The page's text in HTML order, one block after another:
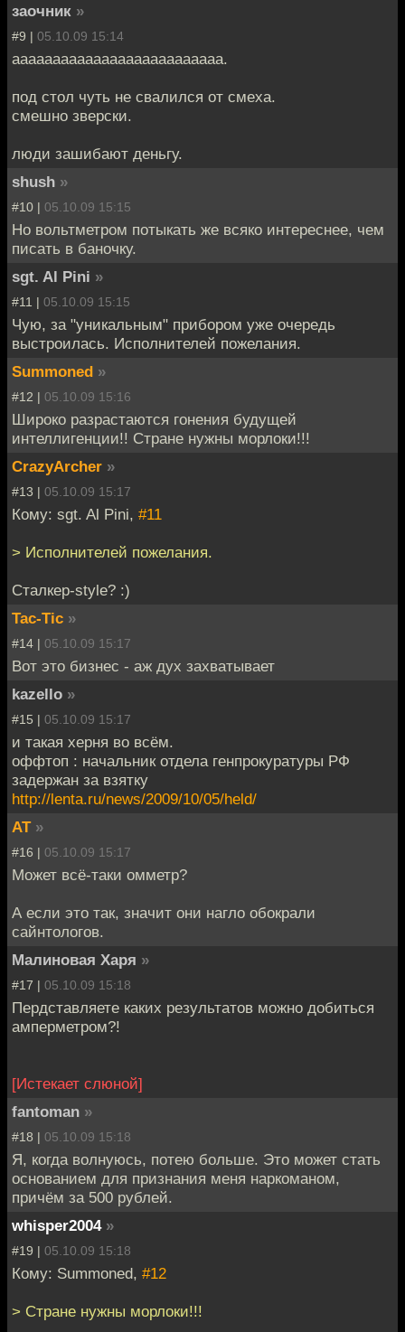
заочник »
#9 | 05.10.09 15:14
аааааааааааааааааааааааааа.
под стол чуть не свалился от смеха.
смешно зверски.
люди зашибают деньгу.
shush »
#10 | 05.10.09 15:15
Но вольтметром потыкать же всяко интереснее, чем
писать в баночку.
sgt. Al Pini »
#11 | 05.10.09 15:15
Чую, за "уникальным" прибором уже очередь
выстроилась. Исполнителей пожелания.
Summoned »
#12 | 05.10.09 15:16
Широко разрастаются гонения будущей
интеллигенции!! Стране нужны морлоки!!!
CrazyArcher »
#13 | 05.10.09 15:17
Кому: sgt. Al Pini, #11
> Исполнителей пожелания.
Сталкер-style? :)
Tac-Tic »
#14 | 05.10.09 15:17
Вот это бизнес - aж дух захватывает
kazello »
#15 | 05.10.09 15:17
и такая херня во всём.
оффтоп : начальник отдела генпрокуратуры РФ
задержан за взятку
http://lenta.ru/news/2009/10/05/held/
AT »
#16 | 05.10.09 15:17
Может всё-таки омметр?
А если это так, значит они нагло обокрали
сайнтологов.
Малиновая Харя »
#17 | 05.10.09 15:18
Пердставляете каких результатов можно добиться
амперметром?!
[Истекает слюной]
fantoman »
#18 | 05.10.09 15:18
Я, когда волнуюсь, потею больше. Это может стать
основанием для признания меня наркоманом,
причём за 500 рублей.
whisper2004 »
#19 | 05.10.09 15:18
Кому: Summoned, #12
> Стране нужны морлоки!!!